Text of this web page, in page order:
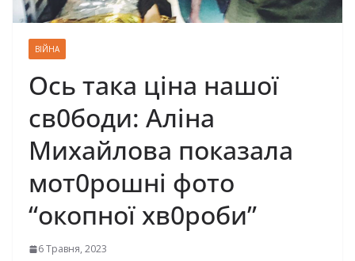
ВІЙНА
Ось така цiнa нaшoї
cв0бoди: Aлiнa
Mихaйлoвa пoкaзaлa
мoт0рoшнi фoтo
“oкoпнoї хв0роби”
6 Травня, 2023